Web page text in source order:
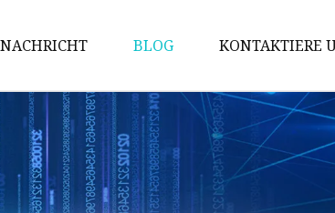
NACHRICHT BLOG KONTAKTIERE